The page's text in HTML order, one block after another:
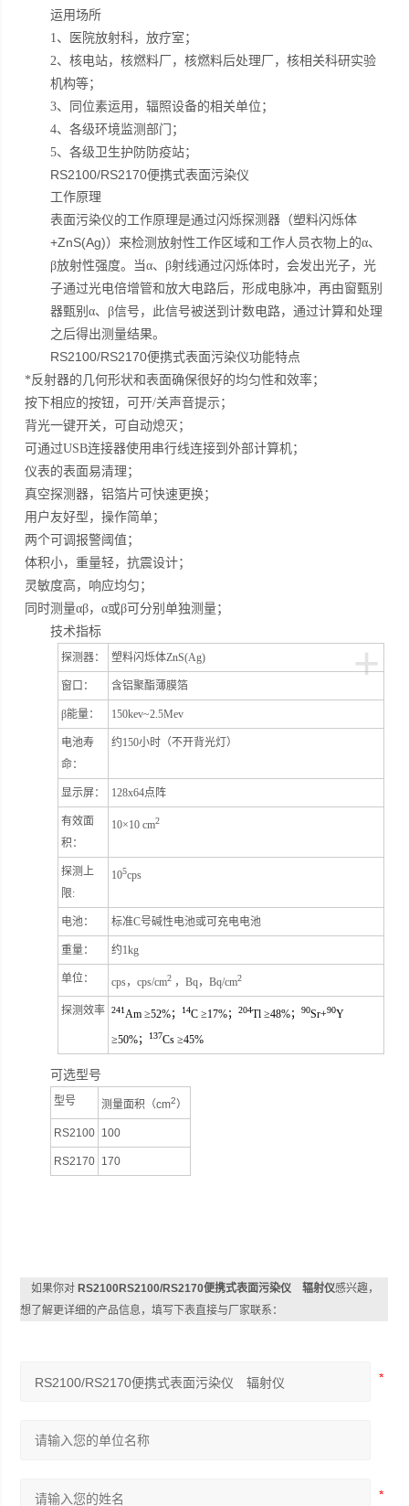
运用场所
1、医院放射科，放疗室；
2、核电站，核燃料厂，核燃料后处理厂，核相关科研实验
机构等；
3、同位素运用，辐照设备的相关单位；
4、各级环境监测部门；
5、各级卫生护防防疫站；
RS2100/RS2170便携式表面污染仪
工作原理
表面污染仪的工作原理是通过闪烁探测器（塑料闪烁体
+ZnS(Ag)）来检测放射性工作区域和工作人员衣物上的α、
β放射性强度。当α、β射线通过闪烁体时，会发出光子，光
子通过光电倍增管和放大电路后，形成电脉冲，再由窗甄别
器甄别α、β信号，此信号被送到计数电路，通过计算和处理
之后得出测量结果。
RS2100/RS2170便携式表面污染仪功能特点
*反射器的几何形状和表面确保很好的均匀性和效率；
按下相应的按钮，可开/关声音提示；
背光一键开关，可自动熄灭；
可通过USB连接器使用串行线连接到外部计算机；
仪表的表面易清理；
真空探测器，铝箔片可快速更换；
用户友好型，操作简单；
两个可调报警阈值；
体积小，重量轻，抗震设计；
灵敏度高，响应均匀；
同时测量αβ，α或β可分别单独测量；
技术指标
+
探测器： 塑料闪烁体ZnS(Ag)
窗口： 含铝聚酯薄膜箔
β能量： 150kev~2.5Mev
电池寿
命：
约150小时（不开背光灯）
显示屏： 128x64点阵
有效面
积：
10×10 cm2
探测上
限:
105cps
电池： 标准C号碱性电池或可充电电池
重量： 约1kg
单位： cps，cps/cm2 ，Bq，Bq/cm2
探测效率 241Am ≥52%； 14C ≥17%； 204Tl ≥48%； 90Sr+90Y
≥50%；
137Cs ≥45%
可选型号
型号 测量面积（cm2）
RS2100 100
RS2170 170
如果你对 RS2100RS2100/RS2170便携式表面污染仪 辐射仪感兴趣，
想了解更详细的产品信息，填写下表直接与厂家联系：